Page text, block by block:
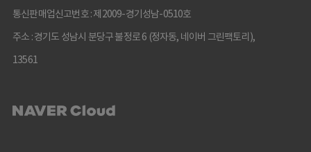
통신판매업신고번호 : 제2009-경기성남-0510호
주소 : 경기도 성남시 분당구 불정로 6 (정자동, 네이버 그린팩토리),
13561